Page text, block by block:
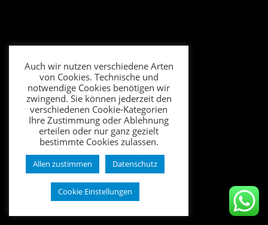
Auch wir nutzen verschiedene Arten
von Cookies. Technische und
notwendige Cookies benötigen wir
zwingend. Sie können jederzeit den
verschiedenen Cookie-Kategorien
Ihre Zustimmung oder Ablehnung
erteilen oder nur ganz gezielt
bestimmte Cookies zulassen.
Allen zustimmen Datenschutz
Cookie Einstellungen